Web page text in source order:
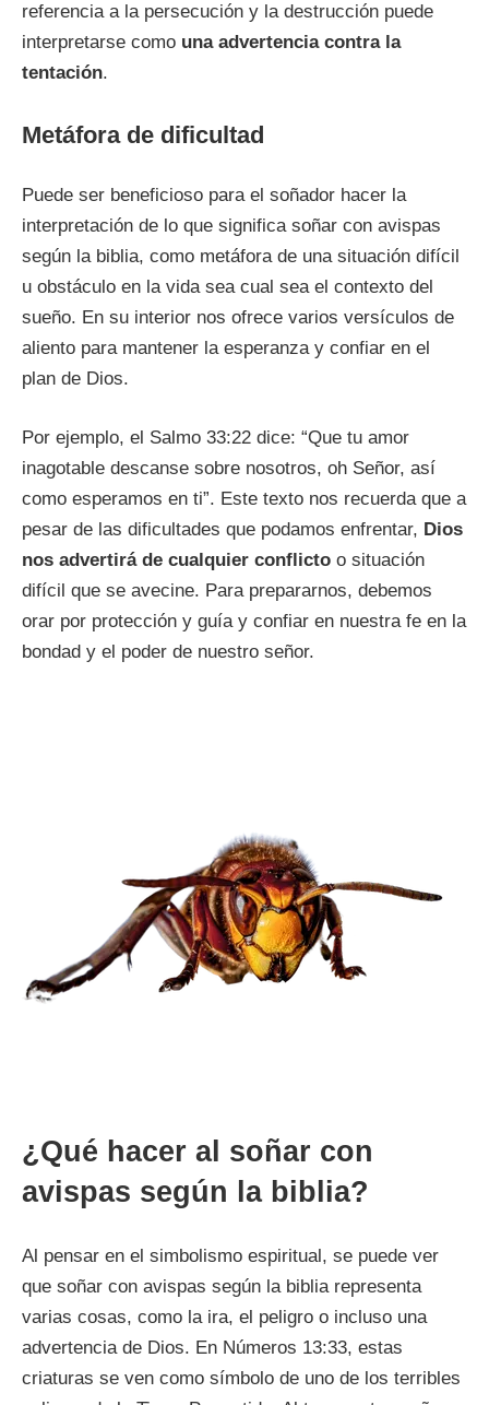
referencia a la persecución y la destrucción puede
interpretarse como una advertencia contra la
tentación.
Metáfora de dificultad
Puede ser beneficioso para el soñador hacer la
interpretación de lo que significa soñar con avispas
según la biblia, como metáfora de una situación difícil
u obstáculo en la vida sea cual sea el contexto del
sueño. En su interior nos ofrece varios versículos de
aliento para mantener la esperanza y confiar en el
plan de Dios.
Por ejemplo, el Salmo 33:22 dice: “Que tu amor
inagotable descanse sobre nosotros, oh Señor, así
como esperamos en ti”. Este texto nos recuerda que a
pesar de las dificultades que podamos enfrentar, Dios
nos advertirá de cualquier conflicto o situación
difícil que se avecine. Para prepararnos, debemos
orar por protección y guía y confiar en nuestra fe en la
bondad y el poder de nuestro señor.
¿Qué hacer al soñar con
avispas según la biblia?
Al pensar en el simbolismo espiritual, se puede ver
que soñar con avispas según la biblia representa
varias cosas, como la ira, el peligro o incluso una
advertencia de Dios. En Números 13:33, estas
criaturas se ven como símbolo de uno de los terribles